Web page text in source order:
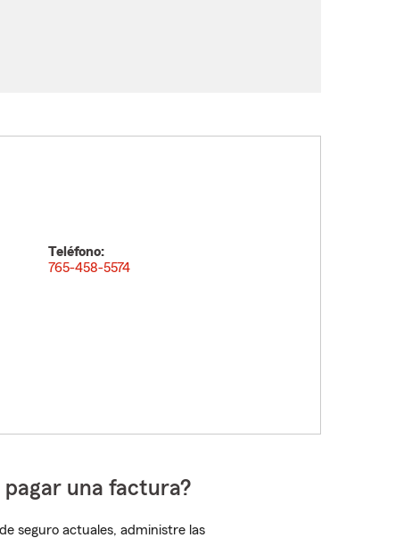
Teléfono:
765-458-5574
pagar una factura?
seguro actuales, administre las